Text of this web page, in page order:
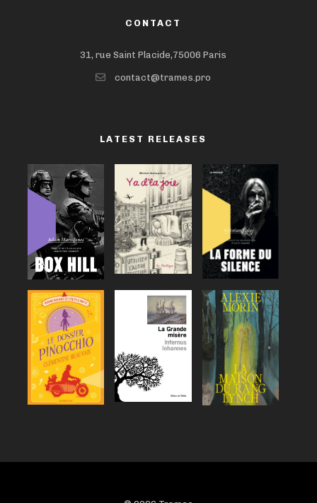
CONTACT
31, rue Saint Placide,75006 Paris
contact@trames.pro
LATEST RELEASES